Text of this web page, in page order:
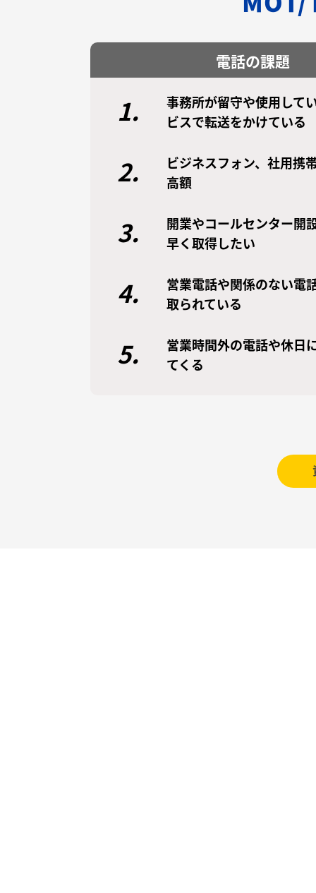
電話の課題
1.
事務所が留守や使用して
ビスで転送をかけている
2.
ビジネスフォン、社用携
高額
3.
開業やコールセンター開
早く取得したい
4.
営業電話や関係のない電
取られている
5.
営業時間外の電話や休日
てくる